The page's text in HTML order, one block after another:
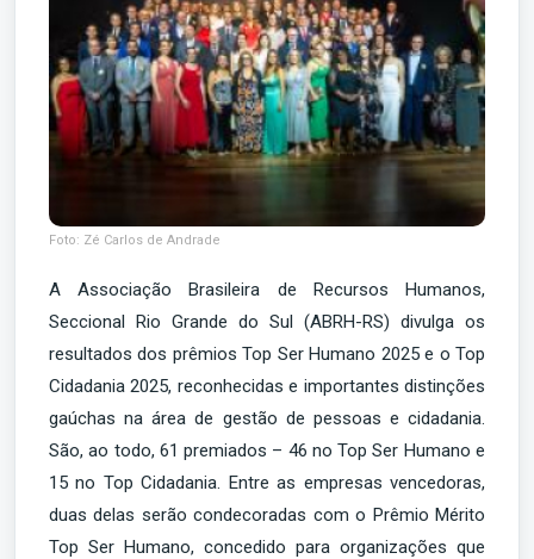
Foto: Zé Carlos de Andrade
A Associação Brasileira de Recursos Humanos,
Seccional Rio Grande do Sul (ABRH-RS) divulga os
resultados dos prêmios Top Ser Humano 2025 e o Top
Cidadania 2025, reconhecidas e importantes distinções
gaúchas na área de gestão de pessoas e cidadania.
São, ao todo, 61 premiados – 46 no Top Ser Humano e
15 no Top Cidadania. Entre as empresas vencedoras,
duas delas serão condecoradas com o Prêmio Mérito
Top Ser Humano, concedido para organizações que